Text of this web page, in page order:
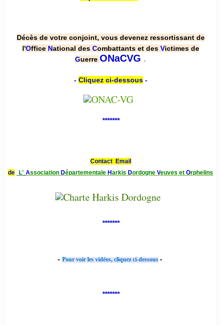
Décès de votre conjoint, vous devenez ressortissant de
l'Office National des Combattants et des Victimes de
Guerre ONaCVG .
- Cliquez ci-dessous-
*******
Contact Email
de
L' Association Départementale Harkis Dordogne Veuves et Orphelins
*******
- Pour voir les vidéos, cliquez ci-dessous -
*******